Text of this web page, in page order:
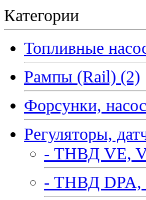
Категории
Топливные
Рампы (Rail) (2)
Форсунки,
Регуляторы,
- ТНВД VE,
- ТНВД DPA,